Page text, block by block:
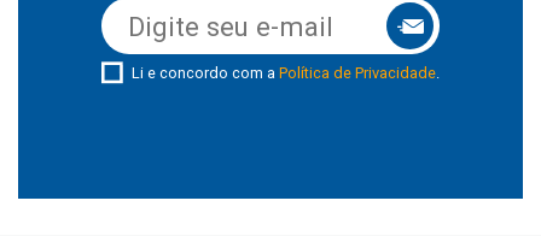
Li e concordo com a Política de Privacidade.